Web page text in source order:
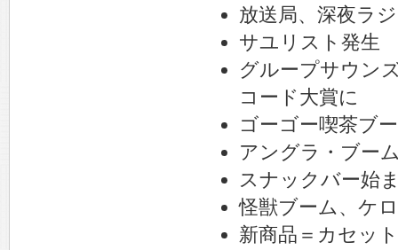
放送局、深夜ラ
サユリスト発生
グループサウン
コード大賞に
ゴーゴー喫茶ブ
アングラ・ブー
スナックバー始
怪獣ブーム、ケ
新商品＝カセッ